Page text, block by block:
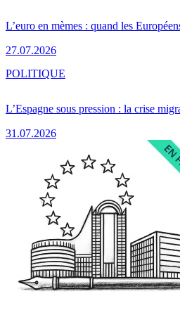
L’euro en mèmes : quand les
27.07.2026
L’Espagne sous pression : la crise
31.07.2026
POLITIQUE